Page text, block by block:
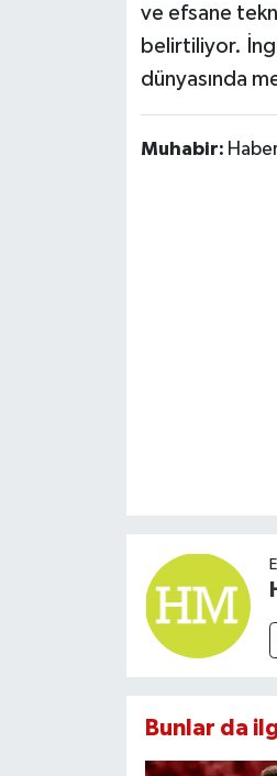
ve efsane
belirtiliyor.
dünyasında
Muhabir:
Bunlar da